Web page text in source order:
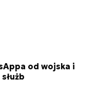
od wojska i